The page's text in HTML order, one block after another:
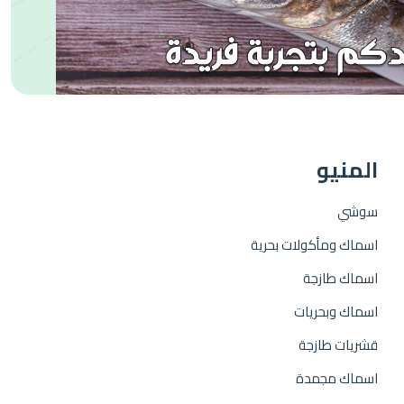
المنيو
سوشي
اسماك ومأكولات بحرية
اسماك طازجة
اسماك وبحريات
قشريات طازجة
اسماك مجمدة